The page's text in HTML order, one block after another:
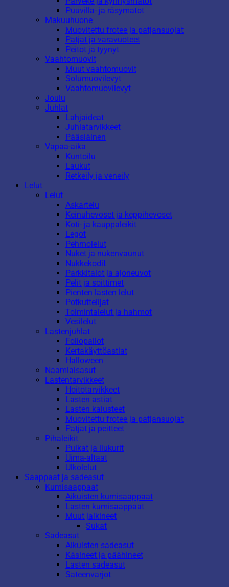
Puuvilla- ja räsymatot
Makuuhuone
Muovitettu frotee ja patjansuojat
Patjat ja varavuoteet
Peitot ja tyynyt
Vaahtomuovit
Muut vaahtomuovit
Solumuovilevyt
Vaahtomuovilevyt
Joulu
Juhlat
Lahjaideat
Juhlatarvikkeet
Pääsiäinen
Vapaa-aika
Kuntoilu
Laukut
Retkeily ja veneily
Lelut
Lelut
Askartelu
Keinuhevoset ja keppihevoset
Koti- ja kauppaleikit
Legot
Pehmolelut
Nuket ja nukenvaunut
Nukkekodit
Parkkitalot ja ajoneuvot
Pelit ja soittimet
Pienten lasten lelut
Potkuttelijat
Toimintalelut ja hahmot
Vesilelut
Lastenjuhlat
Foliopallot
Kertakäyttöastiat
Halloween
Naamiaisasut
Lastentarvikkeet
Hoitotarvikkeet
Lasten astiat
Lasten kalusteet
Muovitettu frotee ja patjansuojat
Patjat ja peitteet
Pihaleikit
Pulkat ja liukurit
Uima-altaat
Ulkolelut
Saappaat ja sadeasut
Kumisaappaat
Aikuisten kumisaappaat
Lasten kumisaappaat
Muut jalkineet
Sukat
Sadeasut
Aikuisten sadeasut
Käsineet ja päähineet
Lasten sadeasut
Sateenvarjot